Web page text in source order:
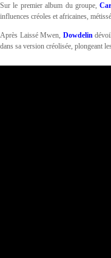
Sur le premier album du groupe,
influences créoles et africaines,
Après Laissé Mwen, Dowdelin
dans sa version créolisée, plongeant